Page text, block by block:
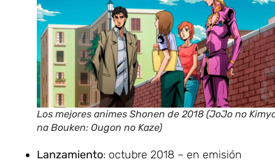
Los mejores animes Shonen de 2018 (JoJo no
na Bouken: Ougon no Kaze)
Lanzamiento: octubre 2018 – en emisión